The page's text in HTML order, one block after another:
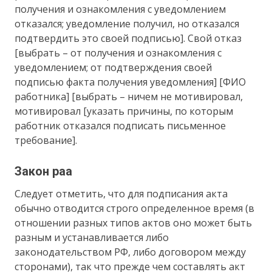
получения и ознакомления с уведомлением
отказался; уведомление получил, но отказался
подтвердить это своей подписью]. Свой отказ
[выбрать – от получения и ознакомления с
уведомлением; от подтверждения своей
подписью факта получения уведомления] [ФИО
работника] [выбрать – ничем не мотивировал,
мотивировал [указать причины, по которым
работник отказался подписать письменное
требование].
Закон раа
Следует отметить, что для подписания акта
обычно отводится строго определенное время (в
отношении разных типов актов оно может быть
разным и устанавливается либо
законодательством РФ, либо договором между
сторонами), так что прежде чем составлять акт